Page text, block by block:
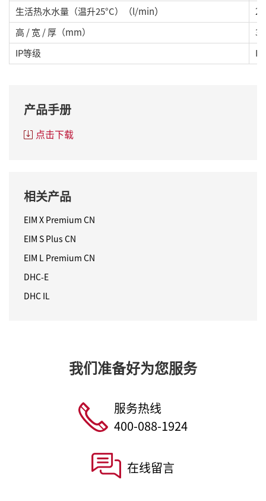
生活热水水量 （温升25°C ） （l/min）
高 / 宽 / 厚 （ mm ）
IP等级
产品手册
点击下载
相关产品
EIM X Premium CN
EIM S Plus CN
EIM L Premium CN
DHC-E
DHC IL
我们准备好为您服务
服务热线
400-088-1924
在线留言